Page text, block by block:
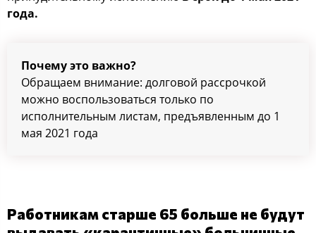
года.
Почему это важно?
Обращаем внимание: долговой рассрочкой
можно воспользоваться только по
исполнительным листам, предъявленным до 1
мая 2021 года
Работникам старше 65 больше не будут